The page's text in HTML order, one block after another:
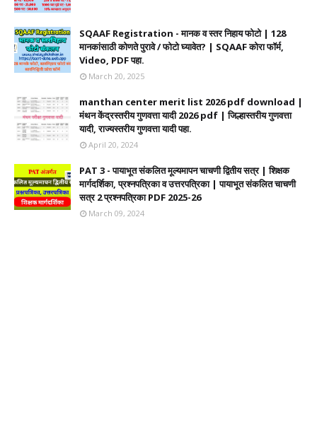
SQAAF Registration - मानक व स्तर निहाय फोटो | 128
मानकांसाठी कोणते पुरावे / फोटो घ्यावेत? | SQAAF कोरा फॉर्म,
Video, PDF पहा.
March 20, 2025
manthan center merit list 2026 pdf download |
मंथन केंद्रस्तरीय गुणवत्ता यादी 2026 pdf | जिल्हास्तरीय गुणवत्ता
यादी, राज्यस्तरीय गुणवत्ता यादी पहा.
April 20, 2024
PAT 3 - पायाभूत संकलित मूल्यमापन चाचणी द्वितीय सत्र | शिक्षक
मार्गदर्शिका, प्रश्नपत्रिका व उत्तरपत्रिका | पायाभूत संकलित चाचणी
सत्र 2 प्रश्नपत्रिका PDF 2025-26
March 09, 2024